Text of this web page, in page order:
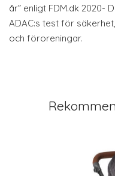
år” enligt FDM.dk 2020-
ADAC:s test för
och föroreningar.